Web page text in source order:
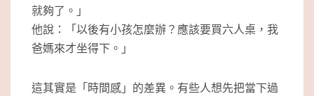
就夠了。」
他說：「以後有小孩怎麼辦？應該要買六人桌，我
爸媽來才坐得下。」
這其實是「時間感」的差異。有些人想先把當下過